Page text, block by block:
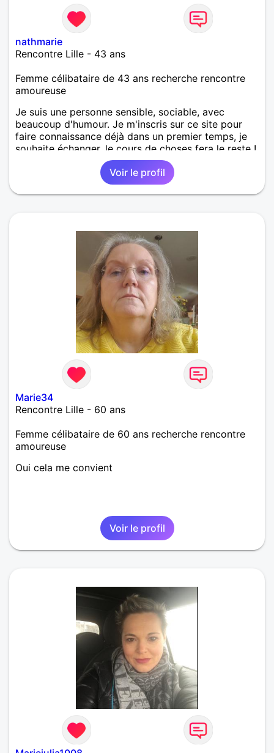
nathmarie
Rencontre Lille - 43 ans
Femme célibataire de 43 ans recherche rencontre
amoureuse
Je suis une personne sensible, sociable, avec
beaucoup d'humour. Je m'inscris sur ce site pour
faire connaissance déjà dans un premier temps, je
souhaite échanger, le cours de choses fera le reste !
Cela n'empêche pas de me laisser des messages et
je ferai le nécessaire.Voir le profil
Marie34
Rencontre Lille - 60 ans
Femme célibataire de 60 ans recherche rencontre
amoureuse
Oui cela me convient
Voir le profil